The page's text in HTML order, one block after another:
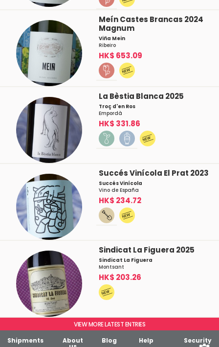
Meín Castes Brancas 2024
Magnum
Viña Mein
Ribeiro
HK$ 653.09
La Bèstia Blanca 2025
Troç d'en Ros
Empordà
HK$ 331.86
Succés Vinícola El Prat 2023
Succés Vinícola
Vino de España
HK$ 234.72
Sindicat La Figuera 2025
Sindicat La Figuera
Montsant
HK$ 203.26
VIEW MORE LATEST ENTRIES
Shipments
About Blog Help Security